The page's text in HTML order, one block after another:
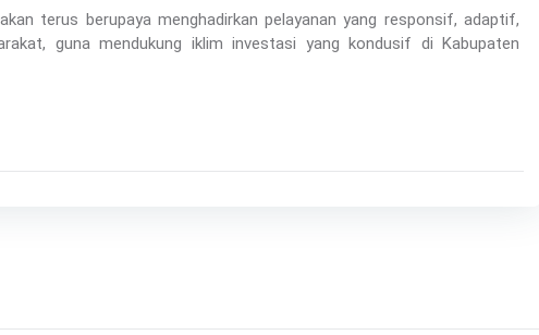
terus berupaya menghadirkan pelayanan yang responsif, adaptif,
guna mendukung iklim investasi yang kondusif di Kabupaten